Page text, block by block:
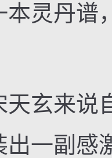
本灵丹谱
来说
出一副感